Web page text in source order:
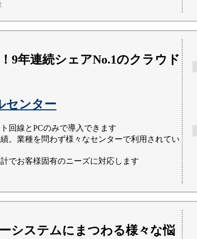
9年連続シェアNo.1のクラウド
センター
回線とPCのみで導入できます
。業種を問わず様々なセンターで利用されてい
でお客様固有のニーズに対応します
システムにまつわる様々な悩